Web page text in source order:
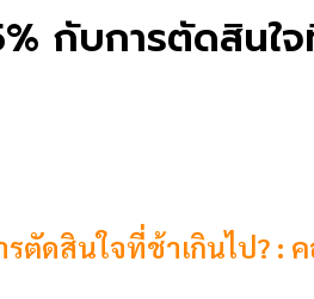
กับการตัดสินใจ
ตัดสินใจที่ช้าเกินไป? :